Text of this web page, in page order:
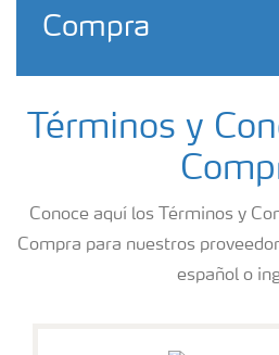
Compra
Términos y
Conoce aquí los Términos y
Compra para nuestros
español o